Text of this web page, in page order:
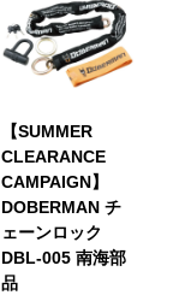
【SUMMER
CLEARANCE
CAMPAIGN】
DOBERMAN チ
ェーンロック
DBL-005 南海部
品